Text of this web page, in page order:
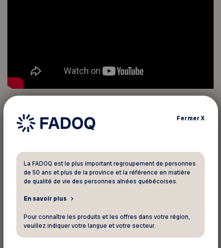
L’intimidation peut se produire dans
tout type de relation. Par exemple, entre
des voisins qui habitent une même
résidence pour personnes aînées ou
entre des individus qui participent à un
même cours de danse sociale. À
l’inverse, la maltraitance s’inscrit
toujours dans une relation de confiance.
FermerX
La FADOQ est le plus important regroupement de personnes
de 50 ans et plus de la province et la référence en matière
de qualité de vie des personnes aînées québécoises.
En savoir plus
Pour connaître les produits et les offres dans votre région,
veuillez indiquer votre langue et votre secteur.